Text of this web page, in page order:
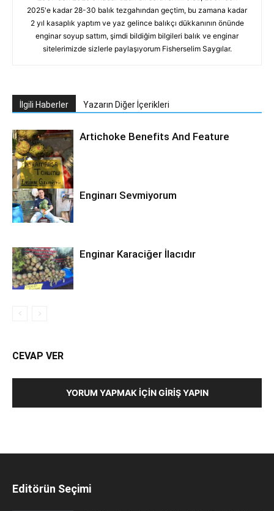
2025'e kadar 28-30 balık tezgahından geçtim, bu zamana kadar
2 yıl kasaplık yaptım ve yaz gelince balıkçı dükkanının önünde
enginar soyup sattım, şimdi bildiğim bilgileri balık ve enginar
sitelerimizde sizlerle paylaşıyorum Fisherselim Saygılar.
İlgili Haberler Yazarın Diğer İçerikleri
Artichoke Benefits And Feature
Enginarı Sevmiyorum
Enginar Karaciğer İlacıdır
CEVAP VER
YORUM YAPMAK İÇIN GIRIŞ YAPIN
Editörün Seçimi